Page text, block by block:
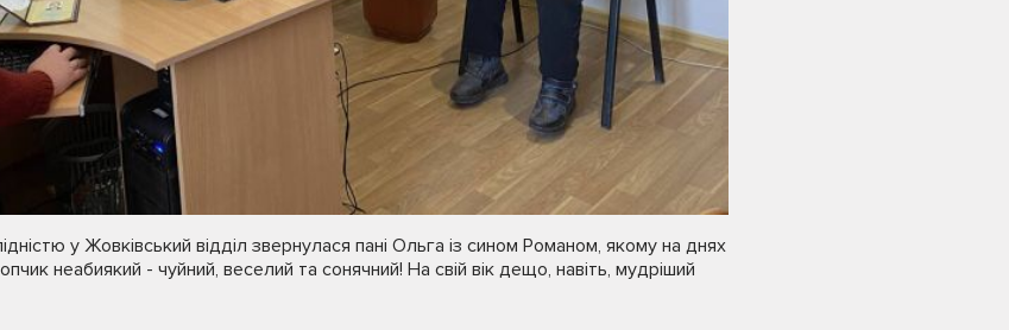
у Жовківський відділ звернулася пані Ольга із сином Романом, якому на днях
неабиякий - чуйний, веселий та сонячний! На свій вік дещо, навіть, мудріший